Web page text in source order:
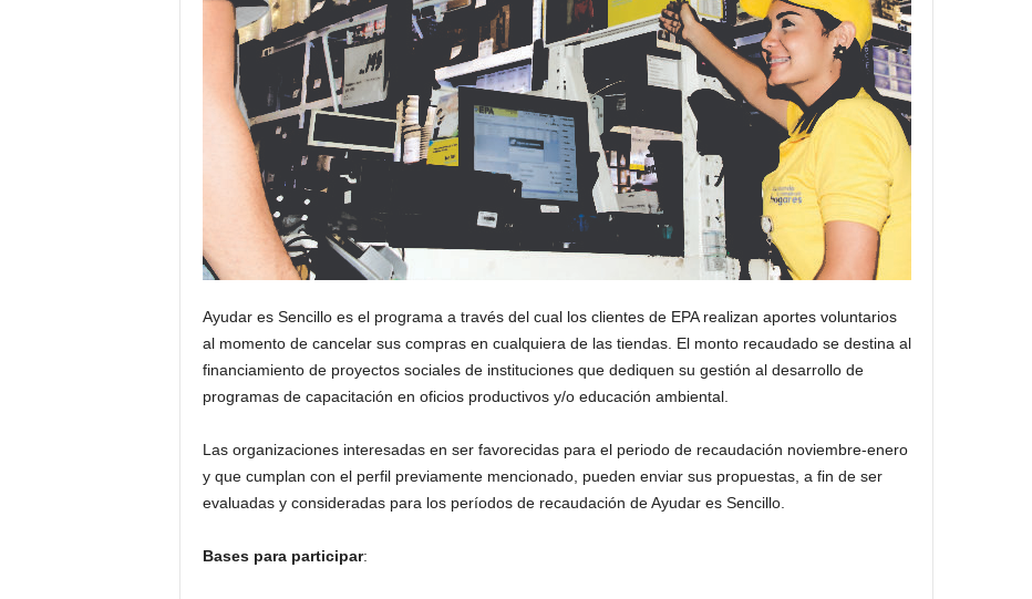
Ayudar es Sencillo es el programa a través del cual los clientes de EPA realizan aportes voluntarios
al momento de cancelar sus compras en cualquiera de las tiendas. El monto recaudado se destina al
financiamiento de proyectos sociales de instituciones que dediquen su gestión al desarrollo de
programas de capacitación en oficios productivos y/o educación ambiental.
Las organizaciones interesadas en ser favorecidas para el periodo de recaudación noviembre-enero
y que cumplan con el perfil previamente mencionado, pueden enviar sus propuestas, a fin de ser
evaluadas y consideradas para los períodos de recaudación de Ayudar es Sencillo.
Bases para participar: